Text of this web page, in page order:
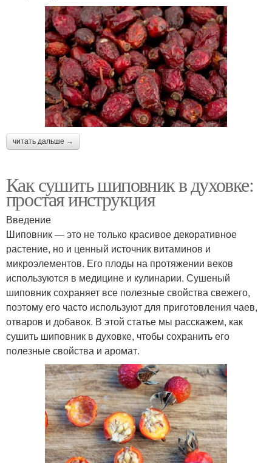
читать дальше →
Как сушить шиповник в духовке:
простая инструкция
Введение
Шиповник — это не только красивое декоративное
растение, но и ценный источник витаминов и
микроэлементов. Его плоды на протяжении веков
используются в медицине и кулинарии. Сушеный
шиповник сохраняет все полезные свойства свежего,
поэтому его часто используют для приготовления чаев,
отваров и добавок. В этой статье мы расскажем, как
сушить шиповник в духовке, чтобы сохранить его
полезные свойства и аромат.